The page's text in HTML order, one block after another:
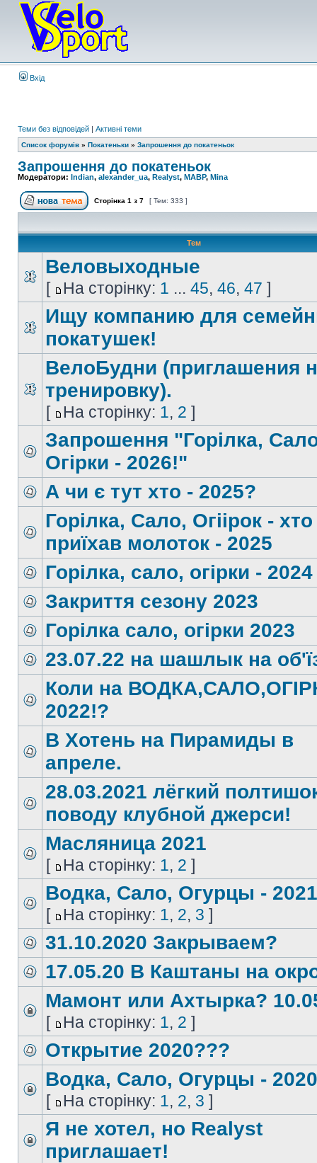
Вхід
Теми без відповідей | Активні теми
Список форумів » Покатеньки » Запрошення до покатеньок
Запрошення до покатеньок
Модератори: Indian, alexander_ua, Realyst, MABP, Mina
Сторінка 1 з 7 [ Тем: 333 ]
Тем
Веловыходные
[ На сторінку: 1 ... 45, 46, 47 ]
Ищу компанию для
покатушек!
ВелоБудни (приглашения
тренировку).
[ На сторінку: 1, 2 ]
Запрошення "Горілка,
Огірки - 2026!"
А чи є тут хто - 2025?
Горілка, Сало, Огіірок - хто
приїхав молоток - 2025
Горілка, сало, огірки - 2024
Закриття сезону 2023
Горілка сало, огірки 2023
23.07.22 на шашлык на
Коли на
2022!?
В Хотень на Пирамиды в
апреле.
28.03.2021 лёгкий
поводу клубной джерси!
Масляница 2021
[ На сторінку: 1, 2 ]
Водка, Сало, Огурцы -
[ На сторінку: 1, 2, 3 ]
31.10.2020 Закрываем?
17.05.20 В Каштаны на
Мамонт или Ахтырка?
[ На сторінку: 1, 2 ]
Открытие 2020???
Водка, Сало, Огурцы -
[ На сторінку: 1, 2, 3 ]
Я не хотел, но Realyst
приглашает!